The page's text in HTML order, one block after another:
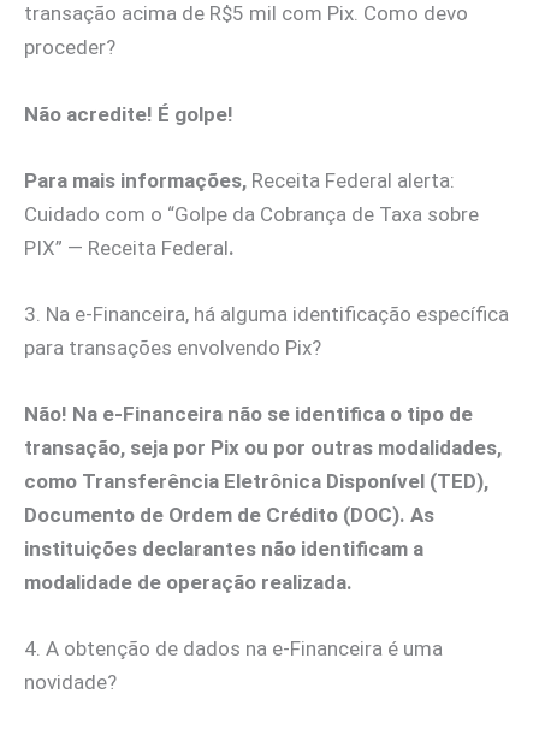
transação acima de R$5 mil com Pix. Como devo
proceder?
Não acredite! É golpe!
Para mais informações, Receita Federal alerta:
Cuidado com o “Golpe da Cobrança de Taxa sobre
PIX” — Receita Federal.
3. Na e-Financeira, há alguma identificação específica
para transações envolvendo Pix?
Não! Na e-Financeira não se identifica o tipo de
transação, seja por Pix ou por outras modalidades,
como Transferência Eletrônica Disponível (TED),
Documento de Ordem de Crédito (DOC). As
instituições declarantes não identificam a
modalidade de operação realizada.
4. A obtenção de dados na e-Financeira é uma
novidade?